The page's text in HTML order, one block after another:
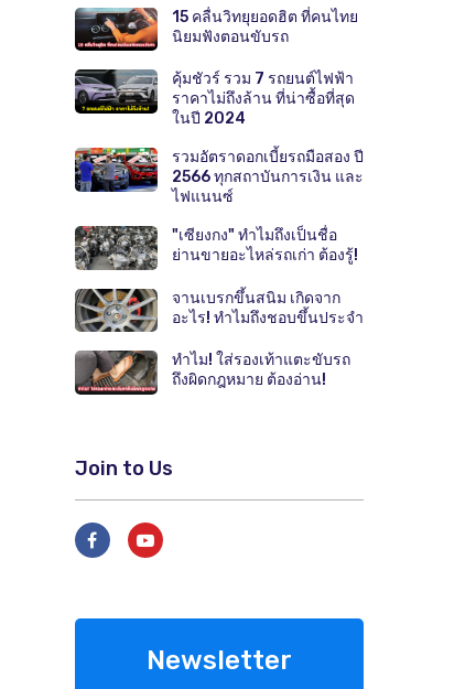
15 คลื่นวิทยุยอดฮิต ที่คนไทย
นิยมฟังตอนขับรถ
คุ้มชัวร์ รวม 7 รถยนต์ไฟฟ้า
ราคาไม่ถึงล้าน ที่น่าซื้อที่สุด
ในปี 2024
รวมอัตราดอกเบี้ยรถมือสอง ปี
2566 ทุกสถาบันการเงิน และ
ไฟแนนซ์
"เซียงกง" ทำไมถึงเป็นชื่อ
ย่านขายอะไหล่รถเก่า ต้องรู้!
จานเบรกขึ้นสนิม เกิดจาก
อะไร! ทำไมถึงชอบขึ้นประจำ
ทำไม! ใส่รองเท้าแตะขับรถ
ถึงผิดกฎหมาย ต้องอ่าน!
Join to Us
Newsletter